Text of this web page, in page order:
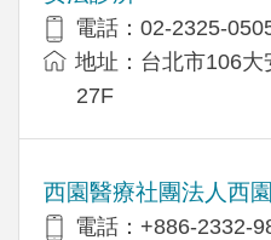
電話：02-2325-
地址：台北市106
27F
西園醫療社團法人西
電話：+886-2332-